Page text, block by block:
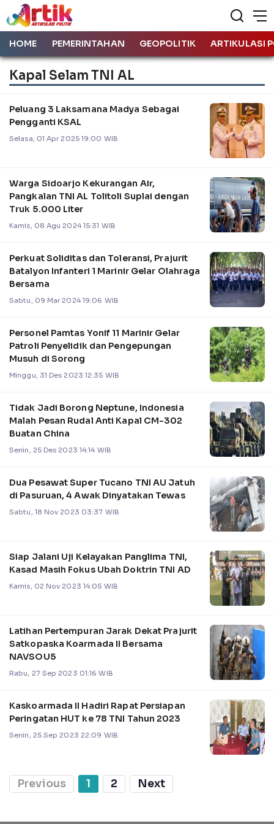
HOME PEMERINTAHAN GEOPOLITIK ARTIKULASI
Kapal Selam TNI AL
Peluang 3 Laksamana Madya Sebagai
Pengganti KSAL
Selasa, 01 Apr 2025 19:00 WIB
Warga Sidoarjo Kekurangan Air,
Pangkalan TNI AL Tolitoli Suplai dengan
Truk 5.000 Liter
Kamis, 08 Agu 2024 15:31 WIB
Perkuat Soliditas dan Toleransi, Prajurit
Batalyon Infanteri 1 Marinir Gelar Olahraga
Bersama
Sabtu, 09 Mar 2024 19:06 WIB
Personel Pamtas Yonif 11 Marinir Gelar
Patroli Penyelidik dan Pengepungan
Musuh di Sorong
Minggu, 31 Des 2023 12:35 WIB
Tidak Jadi Borong Neptune, Indonesia
Malah Pesan Rudal Anti Kapal CM-302
Buatan China
Senin, 25 Des 2023 14:14 WIB
Dua Pesawat Super Tucano TNI AU Jatuh
di Pasuruan, 4 Awak Dinyatakan Tewas
Sabtu, 18 Nov 2023 03:37 WIB
Siap Jalani Uji Kelayakan Panglima TNI,
Kasad Masih Fokus Ubah Doktrin TNI AD
Kamis, 02 Nov 2023 14:05 WIB
Latihan Pertempuran Jarak Dekat Prajurit
Satkopaska Koarmada II Bersama
NAVSOU5
Rabu, 27 Sep 2023 01:16 WIB
Kaskoarmada II Hadiri Rapat Persiapan
Peringatan HUT ke 78 TNI Tahun 2023
Senin, 25 Sep 2023 22:09 WIB
Previous 1 2 Next